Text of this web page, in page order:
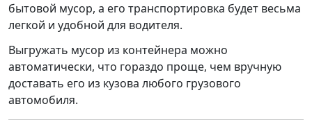
бытовой мусор, а его транспортировка будет весьма
легкой и удобной для водителя.
Выгружать мусор из контейнера можно
автоматически, что гораздо проще, чем вручную
доставать его из кузова любого грузового
автомобиля.